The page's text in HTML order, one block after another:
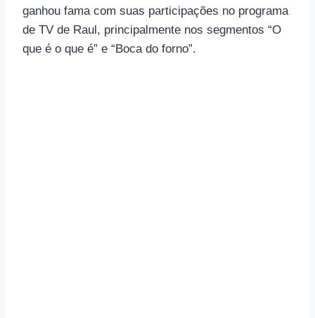
ganhou fama com suas participações no programa
de TV de Raul, principalmente nos segmentos “O
que é o que é” e “Boca do forno”.